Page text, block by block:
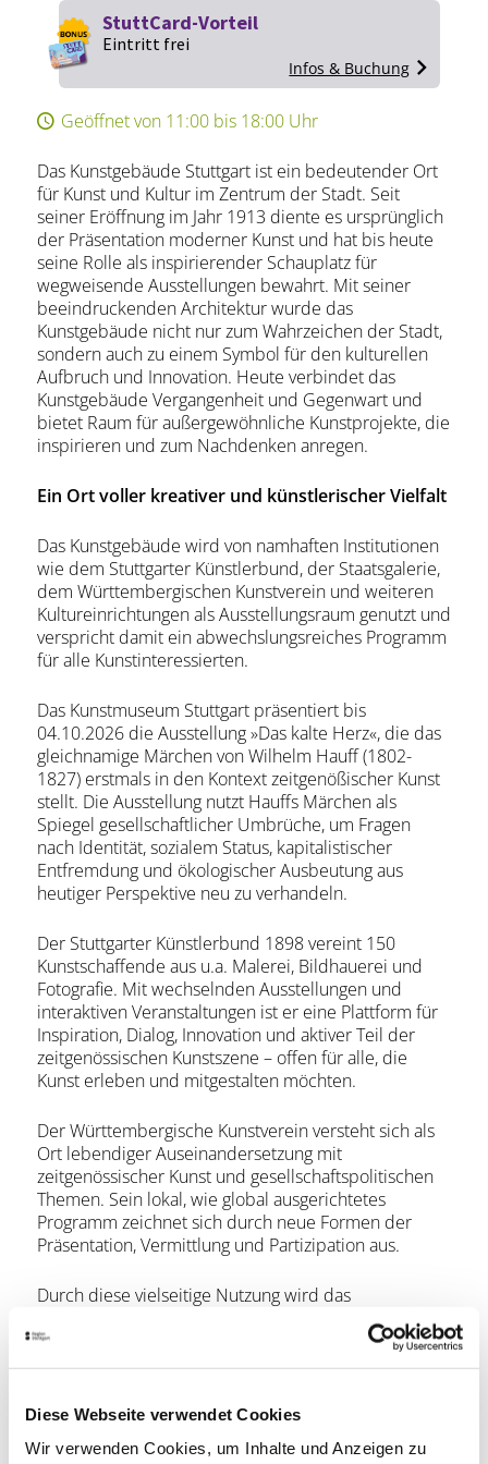
Diese Webseite verwendet Cookies
Wir verwenden Cookies, um Inhalte und Anzeigen zu
Geöffnet von 11:00 bis 18:00 Uhr
Das Kunstgebäude Stuttgart ist ein bedeutender Ort
für Kunst und Kultur im Zentrum der Stadt. Seit
seiner Eröffnung im Jahr 1913 diente es ursprünglich
der Präsentation moderner Kunst und hat bis heute
seine Rolle als inspirierender Schauplatz für
wegweisende Ausstellungen bewahrt. Mit seiner
beeindruckenden Architektur wurde das
Kunstgebäude nicht nur zum Wahrzeichen der Stadt,
sondern auch zu einem Symbol für den kulturellen
Aufbruch und Innovation. Heute verbindet das
Kunstgebäude Vergangenheit und Gegenwart und
bietet Raum für außergewöhnliche Kunstprojekte, die
inspirieren und zum Nachdenken anregen.
Ein Ort voller kreativer und künstlerischer Vielfalt
Das Kunstgebäude wird von namhaften Institutionen
wie dem Stuttgarter Künstlerbund, der Staatsgalerie,
dem Württembergischen Kunstverein und weiteren
Kultureinrichtungen als Ausstellungsraum genutzt und
verspricht damit ein abwechslungsreiches Programm
für alle Kunstinteressierten.
Das Kunstmuseum Stuttgart präsentiert bis
04.10.2026 die Ausstellung »Das kalte Herz«, die das
gleichnamige Märchen von Wilhelm Hauff (1802-
1827) erstmals in den Kontext zeitgenößischer Kunst
stellt. Die Ausstellung nutzt Hauffs Märchen als
Spiegel gesellschaftlicher Umbrüche, um Fragen
nach Identität, sozialem Status, kapitalistischer
Entfremdung und ökologischer Ausbeutung aus
heutiger Perspektive neu zu verhandeln.
Der Stuttgarter Künstlerbund 1898 vereint 150
Kunstschaffende aus u.a. Malerei, Bildhauerei und
Fotografie. Mit wechselnden Ausstellungen und
interaktiven Veranstaltungen ist er eine Plattform für
Inspiration, Dialog, Innovation und aktiver Teil der
zeitgenössischen Kunstszene – offen für alle, die
Kunst erleben und mitgestalten möchten.
Der Württembergische Kunstverein versteht sich als
Ort lebendiger Auseinandersetzung mit
zeitgenössischer Kunst und gesellschaftspolitischen
Themen. Sein lokal, wie global ausgerichtetes
Programm zeichnet sich durch neue Formen der
Präsentation, Vermittlung und Partizipation aus.
Durch diese vielseitige Nutzung wird das
Kunstgebäude in seiner heutigen Form zu einem
einzigartigen Ort, an dem Besuchende eine
beeindruckende Bandbreite an Ausstellungen und
Ihrem Besuch im Kunstgebäude lädt das ISOPI Café &
moderne Küche, hausgemachte Kuchen und ein
StuttCard-Vorteil
Eintritt frei
Infos & Buchung